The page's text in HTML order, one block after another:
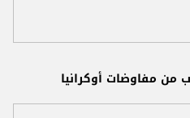
من مفاوضات أوكرانيا